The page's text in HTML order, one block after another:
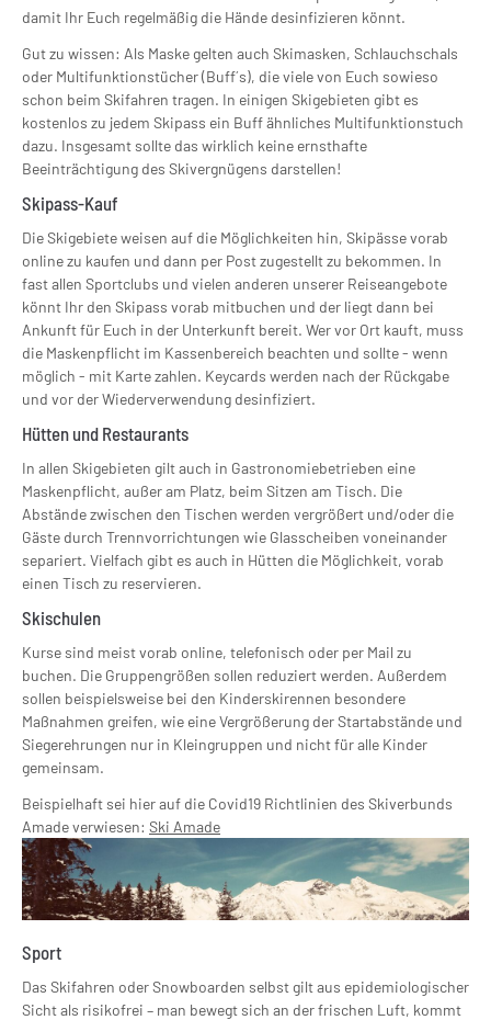
damit Ihr Euch regelmäßig die Hände desinfizieren könnt.
Gut zu wissen: Als Maske gelten auch Skimasken, Schlauchschals
oder Multifunktionstücher (Buff´s), die viele von Euch sowieso
schon beim Skifahren tragen. In einigen Skigebieten gibt es
kostenlos zu jedem Skipass ein Buff ähnliches Multifunktionstuch
dazu. Insgesamt sollte das wirklich keine ernsthafte
Beeinträchtigung des Skivergnügens darstellen!
Skipass-Kauf
Die Skigebiete weisen auf die Möglichkeiten hin, Skipässe vorab
online zu kaufen und dann per Post zugestellt zu bekommen. In
fast allen Sportclubs und vielen anderen unserer Reiseangebote
könnt Ihr den Skipass vorab mitbuchen und der liegt dann bei
Ankunft für Euch in der Unterkunft bereit. Wer vor Ort kauft, muss
die Maskenpflicht im Kassenbereich beachten und sollte - wenn
möglich - mit Karte zahlen. Keycards werden nach der Rückgabe
und vor der Wiederverwendung desinfiziert.
Hütten und Restaurants
In allen Skigebieten gilt auch in Gastronomiebetrieben eine
Maskenpflicht, außer am Platz, beim Sitzen am Tisch. Die
Abstände zwischen den Tischen werden vergrößert und/oder die
Gäste durch Trennvorrichtungen wie Glasscheiben voneinander
separiert. Vielfach gibt es auch in Hütten die Möglichkeit, vorab
einen Tisch zu reservieren.
Skischulen
Kurse sind meist vorab online, telefonisch oder per Mail zu
buchen. Die Gruppengrößen sollen reduziert werden. Außerdem
sollen beispielsweise bei den Kinderskirennen besondere
Maßnahmen greifen, wie eine Vergrößerung der Startabstände und
Siegerehrungen nur in Kleingruppen und nicht für alle Kinder
gemeinsam.
Beispielhaft sei hier auf die Covid19 Richtlinien des Skiverbunds
Amade verwiesen: Ski Amade
Sport
Das Skifahren oder Snowboarden selbst gilt aus epidemiologischer
Sicht als risikofrei – man bewegt sich an der frischen Luft, kommt